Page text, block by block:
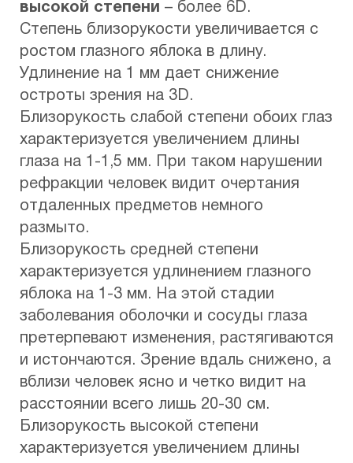
высокой степени – более 6D.
Степень близорукости увеличивается с
ростом глазного яблока в длину.
Удлинение на 1 мм дает снижение
остроты зрения на 3D.
Близорукость слабой степени обоих глаз
характеризуется увеличением длины
глаза на 1-1,5 мм. При таком нарушении
рефракции человек видит очертания
отдаленных предметов немного
размыто.
Близорукость средней степени
характеризуется удлинением глазного
яблока на 1-3 мм. На этой стадии
заболевания оболочки и сосуды глаза
претерпевают изменения, растягиваются
и истончаются. Зрение вдаль снижено, а
вблизи человек ясно и четко видит на
расстоянии всего лишь 20-30 см.
Близорукость высокой степени
характеризуется увеличением длины